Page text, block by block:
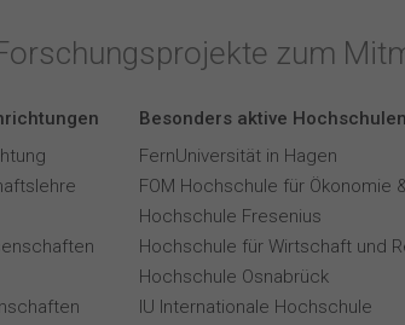
zum
Besonders aktive Hochschulen
FernUniversität in Hagen
FOM Hochschule für Ökonomie
Hochschule Fresenius
Hochschule für Wirtschaft und
Hochschule Osnabrück
IU Internationale Hochschule